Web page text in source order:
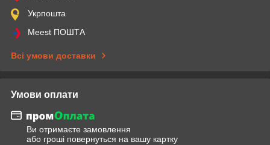
Укрпошта
Meest ПОШТА
Всі умови доставки
Умови оплати
Ви отримаєте замовлення
або гроші повернуться на вашу картку